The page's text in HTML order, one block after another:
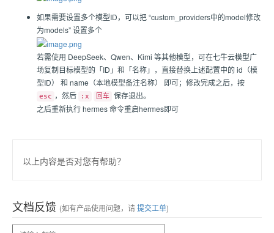
如果需要设置多个模型ID，可以把 “custom_providers中的model修改
为models” 设置多个
若需使用 DeepSeek、Qwen、Kimi 等其他模型，可在七牛云模型广
场复制目标模型的「ID」和「名称」，直接替换上述配置中的 id（模
型ID） 和 name（本地模型备注名称） 即可；修改完成之后，按
esc ，然后 :x 回车 保存退出。
之后重新执行 hermes 命令重启hermes即可
以上内容是否对您有帮助？
文档反馈 (如有产品使用问题，请提交工单)